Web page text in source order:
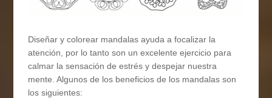
Diseñar y colorear mandalas ayuda a focalizar la
atención, por lo tanto son un excelente ejercicio para
calmar la sensación de estrés y despejar nuestra
mente. Algunos de los beneficios de los mandalas son
los siguientes: